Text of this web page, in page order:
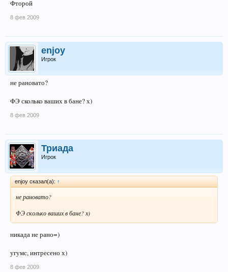
Фторой
8 фев 2009
enjoy
Игрок
не рановато?
ФЭ сколько ваших в бане? х)
8 фев 2009
Триада
Игрок
enjoy сказал(а): ↑
не рановато?
ФЭ сколько ваших в бане? х)
никада не рано=)
угумс, интресено х)
8 фев 2009